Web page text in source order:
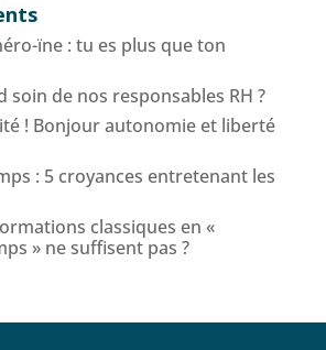
ïne : tu es plus que ton
soin de nos responsables RH ?
! Bonjour autonomie et liberté
: 5 croyances entretenant les
classiques en «
» ne suffisent pas ?